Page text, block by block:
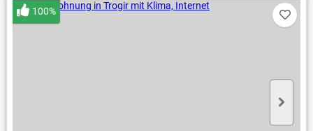
100%